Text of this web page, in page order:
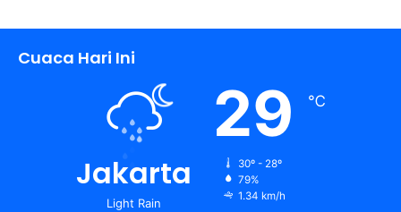
Cuaca Hari Ini
Jakarta
Light Rain
29 ℃
30º - 28º
79%
1.34 km/h